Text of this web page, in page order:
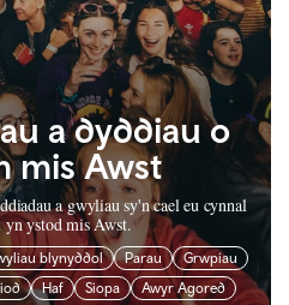
a dyddiau o
mis Awst
a gwyliau sy'n cael eu cynnal
ystod mis Awst.
blynyddol Parau
Grwpiau
Haf Siopa Awyr Agored